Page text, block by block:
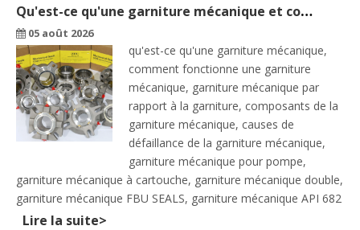
Qu'est-ce qu'une garniture mécanique et comment fonctionne-t-elle ? — Guide des phoques FBU
05 août 2026
qu'est-ce qu'une garniture mécanique,
comment fonctionne une garniture
mécanique, garniture mécanique par
rapport à la garniture, composants de la
garniture mécanique, causes de
défaillance de la garniture mécanique,
garniture mécanique pour pompe,
garniture mécanique à cartouche, garniture mécanique double,
garniture mécanique FBU SEALS, garniture mécanique API 682
Lire la suite>